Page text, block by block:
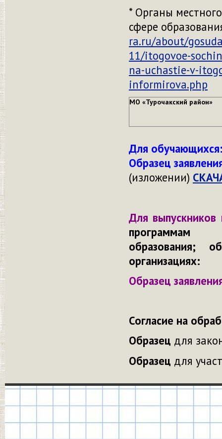
* Органы
сфере
ra.ru/about/
11/itogovoe-
na-uchastie-v-
informirova.php
МО «Турочакский район»
Для
Образец
(изложении)
Для
образования;
организациях:
Образец
Согласие на
Образец для
Образец для